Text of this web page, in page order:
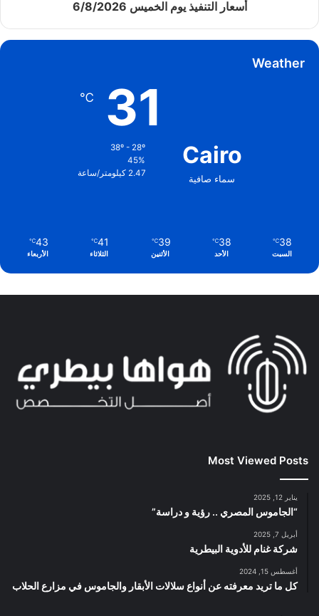
أسعار التنفيذ يوم الخميس 6/8/2026
Weather
Cairo
سماء صافية
31
℃
38º - 28º
45%
2.47 كيلومتر/ساعة
38
℃
السبت
38
℃
الأحد
39
℃
الأثنين
41
℃
الثلاثاء
43
℃
الأربعاء
Most Viewed Posts
يناير 12, 2025
“الجاموس المصري .. رؤية و دراسة”
أبريل 7, 2025
شركة غنام للأدوية البيطرية
أغسطس 15, 2024
كل ما تريد معرفته عن أنواع سلالات الأبقار والجاموس في مزارع الحلاب